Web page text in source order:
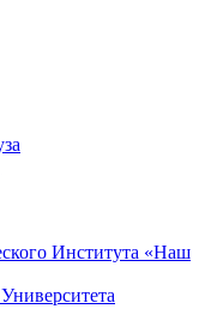
Института «Наш